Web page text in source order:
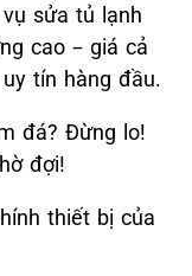
sửa tủ lạnh
cao – giá cả
tín hàng đầu.
đá? Đừng lo!
đợi!
thiết bị của